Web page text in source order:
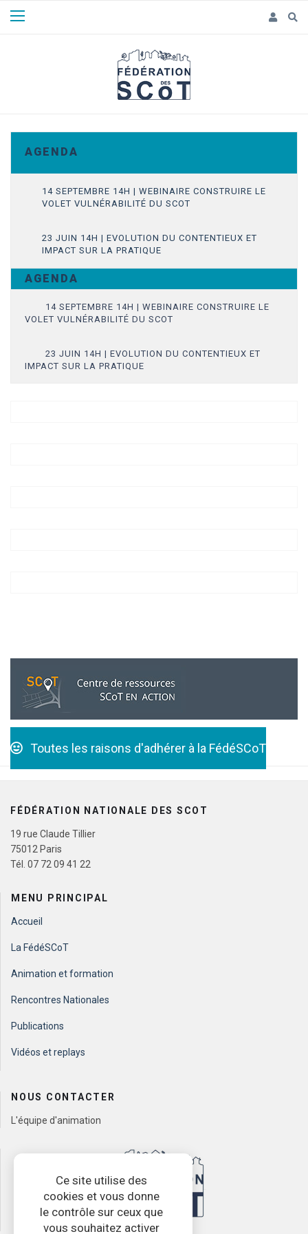
A G E N D A
14 SEPTEMBRE 14H | WEBINAIRE CONSTRUIRE LE
VOLET VULNÉRABILITÉ DU SCOT
23 JUIN 14H | EVOLUTION DU CONTENTIEUX ET
IMPACT SUR LA PRATIQUE
A G E N D A
14 SEPTEMBRE 14H | WEBINAIRE CONSTRUIRE LE
VOLET VULNÉRABILITÉ DU SCOT
23 JUIN 14H | EVOLUTION DU CONTENTIEUX ET
IMPACT SUR LA PRATIQUE
Toutes les raisons d'adhérer à la FédéSCoT
FÉDÉRATION NATIONALE DES SCOT
19 rue Claude Tillier
75012 Paris
Tél. 07 72 09 41 22
MENU PRINCIPAL
Accueil
La FédéSCoT
Animation et formation
Rencontres Nationales
Publications
Vidéos et replays
NOUS CONTACTER
L'équipe d'animation
Ce site utilise des
cookies et vous donne
le contrôle sur ceux que
vous souhaitez activer